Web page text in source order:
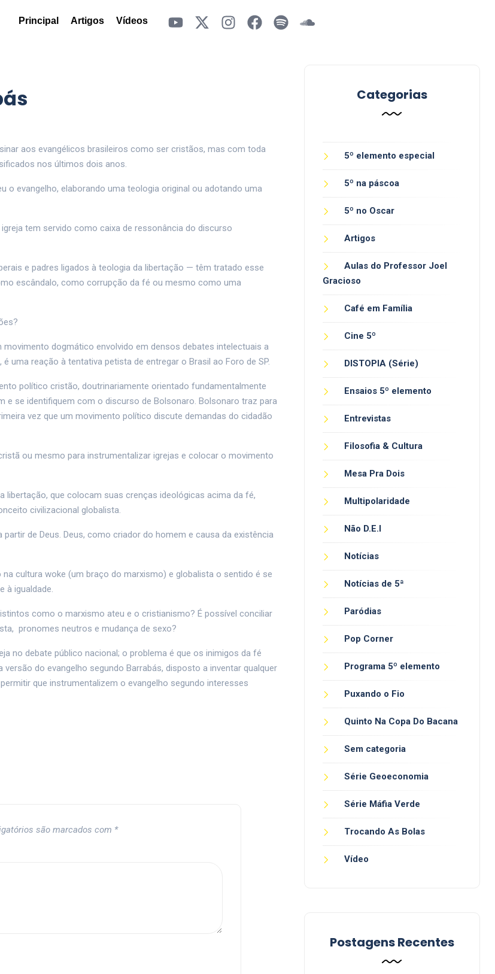
Principal Artigos Vídeos
aos evangélicos brasileiros como ser cristãos, mas com toda
nos últimos dois anos.
evangelho, elaborando uma teologia original ou adotando uma
tem servido como caixa de ressonância do discurso
e padres ligados à teologia da libertação — têm tratado esse
escândalo, como corrupção da fé ou mesmo como uma
dogmático envolvido em densos debates intelectuais a
uma reação à tentativa petista de entregar o Brasil ao Foro de SP.
político cristão, doutrinariamente orientado fundamentalmente
se identifiquem com o discurso de Bolsonaro. Bolsonaro traz para
vez que um movimento político discute demandas do cidadão
ou mesmo para instrumentalizar igrejas e colocar o movimento
que colocam suas crenças ideológicas acima da fé,
civilizacional globalista.
de Deus. Deus, como criador do homem e causa da existência
cultura woke (um braço do marxismo) e globalista o sentido é se
à igualdade.
como o marxismo ateu e o cristianismo? É possível conciliar
pronomes neutros e mudança de sexo?
no debate público nacional; o problema é que os inimigos da fé
do evangelho segundo Barrabás, disposto a inventar qualquer
que instrumentalizem o evangelho segundo interesses
são marcados com *
Categorias
5º elemento especial
5º na páscoa
5º no Oscar
Artigos
Aulas do Professor Joel
Gracioso
Café em Família
Cine 5º
DISTOPIA (Série)
Ensaios 5º elemento
Entrevistas
Filosofia & Cultura
Mesa Pra Dois
Multipolaridade
Não D.E.I
Notícias
Notícias de 5ª
Paródias
Pop Corner
Programa 5º elemento
Puxando o Fio
Quinto Na Copa Do Bacana
Sem categoria
Série Geoeconomia
Série Máfia Verde
Trocando As Bolas
Vídeo
Postagens Recentes